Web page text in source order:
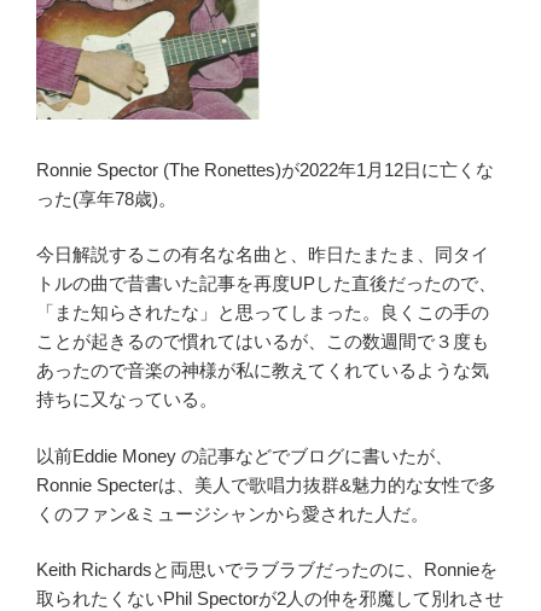
の
世
界』
The
Sung
By
Dixon”
の
Ronnie Spector (The Ronettes)が2022年1 月 12日に亡くな
った(享年78歳)。
今日解説するこの有名な名曲と、昨日たまたま、同タイ
トルの曲で昔書いた記事を再度UPした直後だったので、
「また知らされたな」と思ってしまった。良くこの手の
ことが起きるので慣れてはいるが、この数週間で３度も
あったので音楽の神様が私に教えてくれているような気
持ちに又なっている。
以前Eddie Money の記事などでブログに書いたが、
Ronnie Specterは、美人で歌唱力抜群&魅力的な女性で多
くのファン& ミュージシャンから愛された人だ。
Keith Richardsと両思いでラブラブだったのに、 Ronnieを
取られたくないPhil Spectorが2人の仲を邪魔して別れさせ